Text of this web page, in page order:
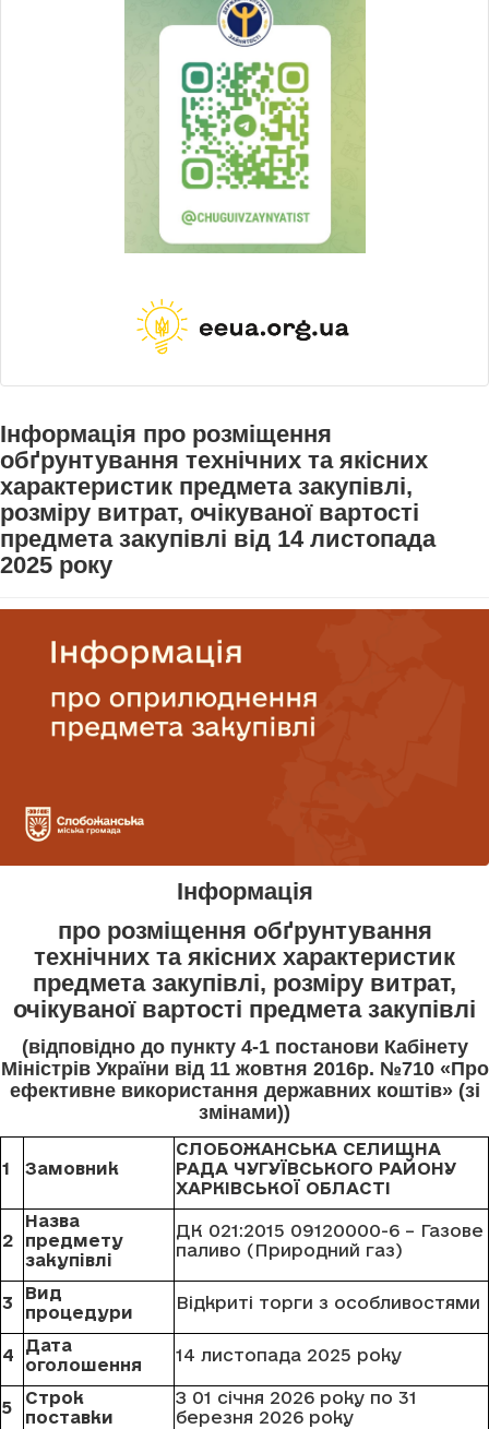
Інформація про розміщення
обґрунтування технічних та якісних
характеристик предмета закупівлі,
розміру витрат, очікуваної вартості
предмета закупівлі від 14 листопада
2025 року
Інформація
про розміщення обґрунтування
технічних та якісних характеристик
предмета закупівлі, розміру витрат,
очікуваної вартості предмета закупівлі
(відповідно до пункту 4-1 постанови Кабінету
Міністрів України від 11 жовтня 2016р. №710 «Про
ефективне використання державних коштів» (зі
змінами))
1 Замовник
СЛОБОЖАНСЬКА СЕЛИЩНА
РАДА ЧУГУЇВСЬКОГО РАЙОНУ
ХАРКІВСЬКОЇ ОБЛАСТІ
2
Назва
предмету
закупівлі
ДК 021:2015 09120000-6 – Газове
паливо (Природний газ)
3
Вид
процедури
Відкриті торги з особливостями
4
Дата
оголошення
14 листопада 2025 року
5
Строк
поставки
З 01 січня 2026 року по 31
березня 2026 року